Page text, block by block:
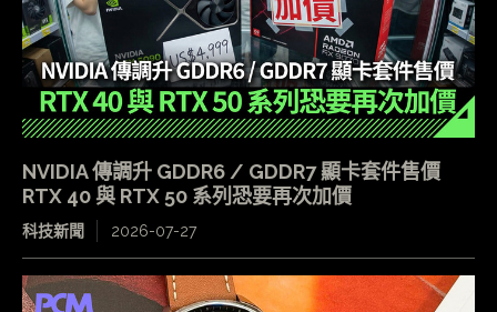
NVIDIA 傳調升 GDDR6 / GDDR7 顯卡套件售價
RTX 40 與 RTX 50 系列恐要再次加價
科技新聞 2026-07-27